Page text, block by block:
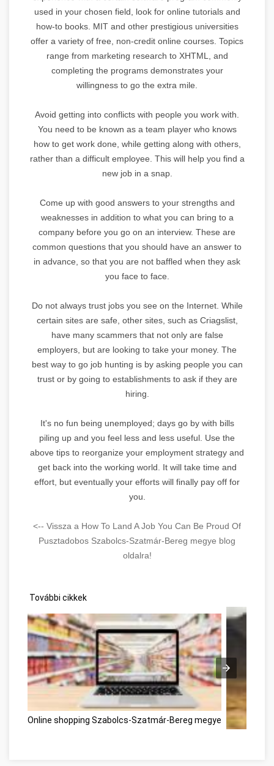
used in your chosen field, look for online tutorials and
how-to books. MIT and other prestigious universities
offer a variety of free, non-credit online courses. Topics
range from marketing research to XHTML, and
completing the programs demonstrates your
willingness to go the extra mile.
Avoid getting into conflicts with people you work with.
You need to be known as a team player who knows
how to get work done, while getting along with others,
rather than a difficult employee. This will help you find a
new job in a snap.
Come up with good answers to your strengths and
weaknesses in addition to what you can bring to a
company before you go on an interview. These are
common questions that you should have an answer to
in advance, so that you are not baffled when they ask
you face to face.
Do not always trust jobs you see on the Internet. While
certain sites are safe, other sites, such as Criagslist,
have many scammers that not only are false
employers, but are looking to take your money. The
best way to go job hunting is by asking people you can
trust or by going to establishments to ask if they are
hiring.
It's no fun being unemployed; days go by with bills
piling up and you feel less and less useful. Use the
above tips to reorganize your employment strategy and
get back into the working world. It will take time and
effort, but eventually your efforts will finally pay off for
you.
<-- Vissza a How To Land A Job You Can Be Proud Of
Pusztadobos Szabolcs-Szatmár-Bereg megye blog
oldalra!
További cikkek
Online shopping Szabolcs-Szatmár-Bereg megye